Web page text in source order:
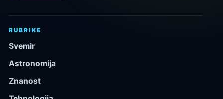
RUBRIKE
Svemir
Astronomija
Znanost